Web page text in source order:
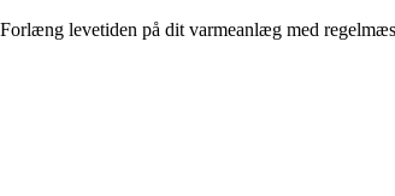
Forlæng levetiden på dit varmeanlæg med